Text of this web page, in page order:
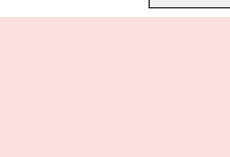
Cookie &